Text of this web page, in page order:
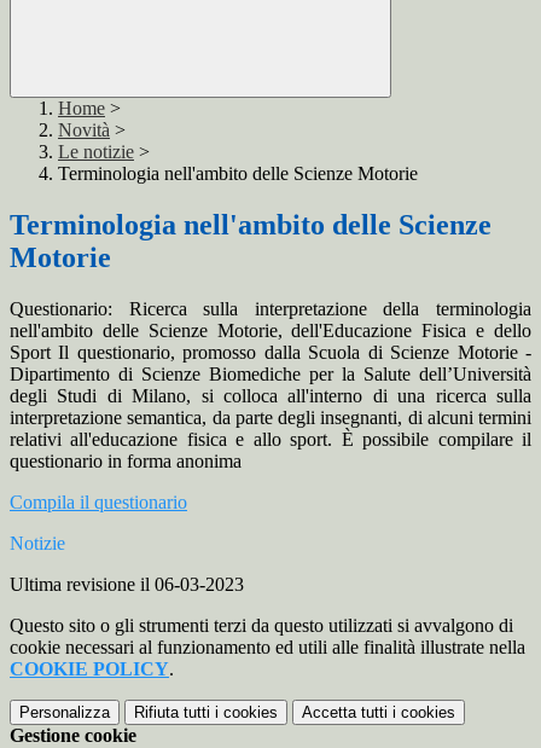
Home >
Novità >
Le notizie >
Terminologia nell'ambito delle Scienze Motorie
Terminologia nell'ambito delle Scienze
Motorie
Questionario: Ricerca sulla interpretazione della terminologia
nell'ambito delle Scienze Motorie, dell'Educazione Fisica e dello
Sport Il questionario, promosso dalla Scuola di Scienze Motorie -
Dipartimento di Scienze Biomediche per la Salute dell’Università
degli Studi di Milano, si colloca all'interno di una ricerca sulla
interpretazione semantica, da parte degli insegnanti, di alcuni termini
relativi all'educazione fisica e allo sport. È possibile compilare il
questionario in forma anonima
Compila il questionario
Notizie
Ultima revisione il 06-03-2023
Questo sito o gli strumenti terzi da questo utilizzati si avvalgono di
cookie necessari al funzionamento ed utili alle finalità illustrate nella
COOKIE POLICY.
Personalizza Rifiuta tutti i cookies Accetta tutti i cookies
Gestione cookie